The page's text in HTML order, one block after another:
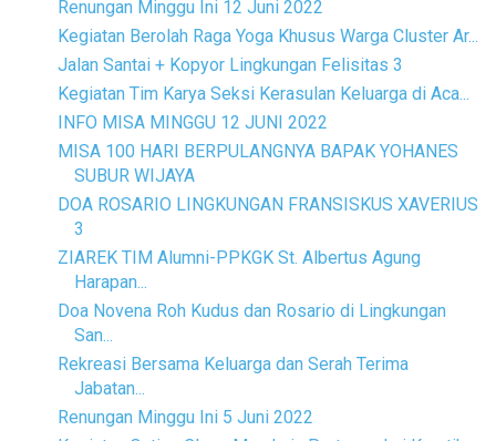
Renungan Minggu Ini 12 Juni 2022
Kegiatan Berolah Raga Yoga Khusus Warga Cluster Ar...
Jalan Santai + Kopyor Lingkungan Felisitas 3
Kegiatan Tim Karya Seksi Kerasulan Keluarga di Aca...
INFO MISA MINGGU 12 JUNI 2022
MISA 100 HARI BERPULANGNYA BAPAK YOHANES
SUBUR WIJAYA
DOA ROSARIO LINGKUNGAN FRANSISKUS XAVERIUS
3
ZIAREK TIM Alumni-PPKGK St. Albertus Agung
Harapan...
Doa Novena Roh Kudus dan Rosario di Lingkungan
San...
Rekreasi Bersama Keluarga dan Serah Terima
Jabatan...
Renungan Minggu Ini 5 Juni 2022